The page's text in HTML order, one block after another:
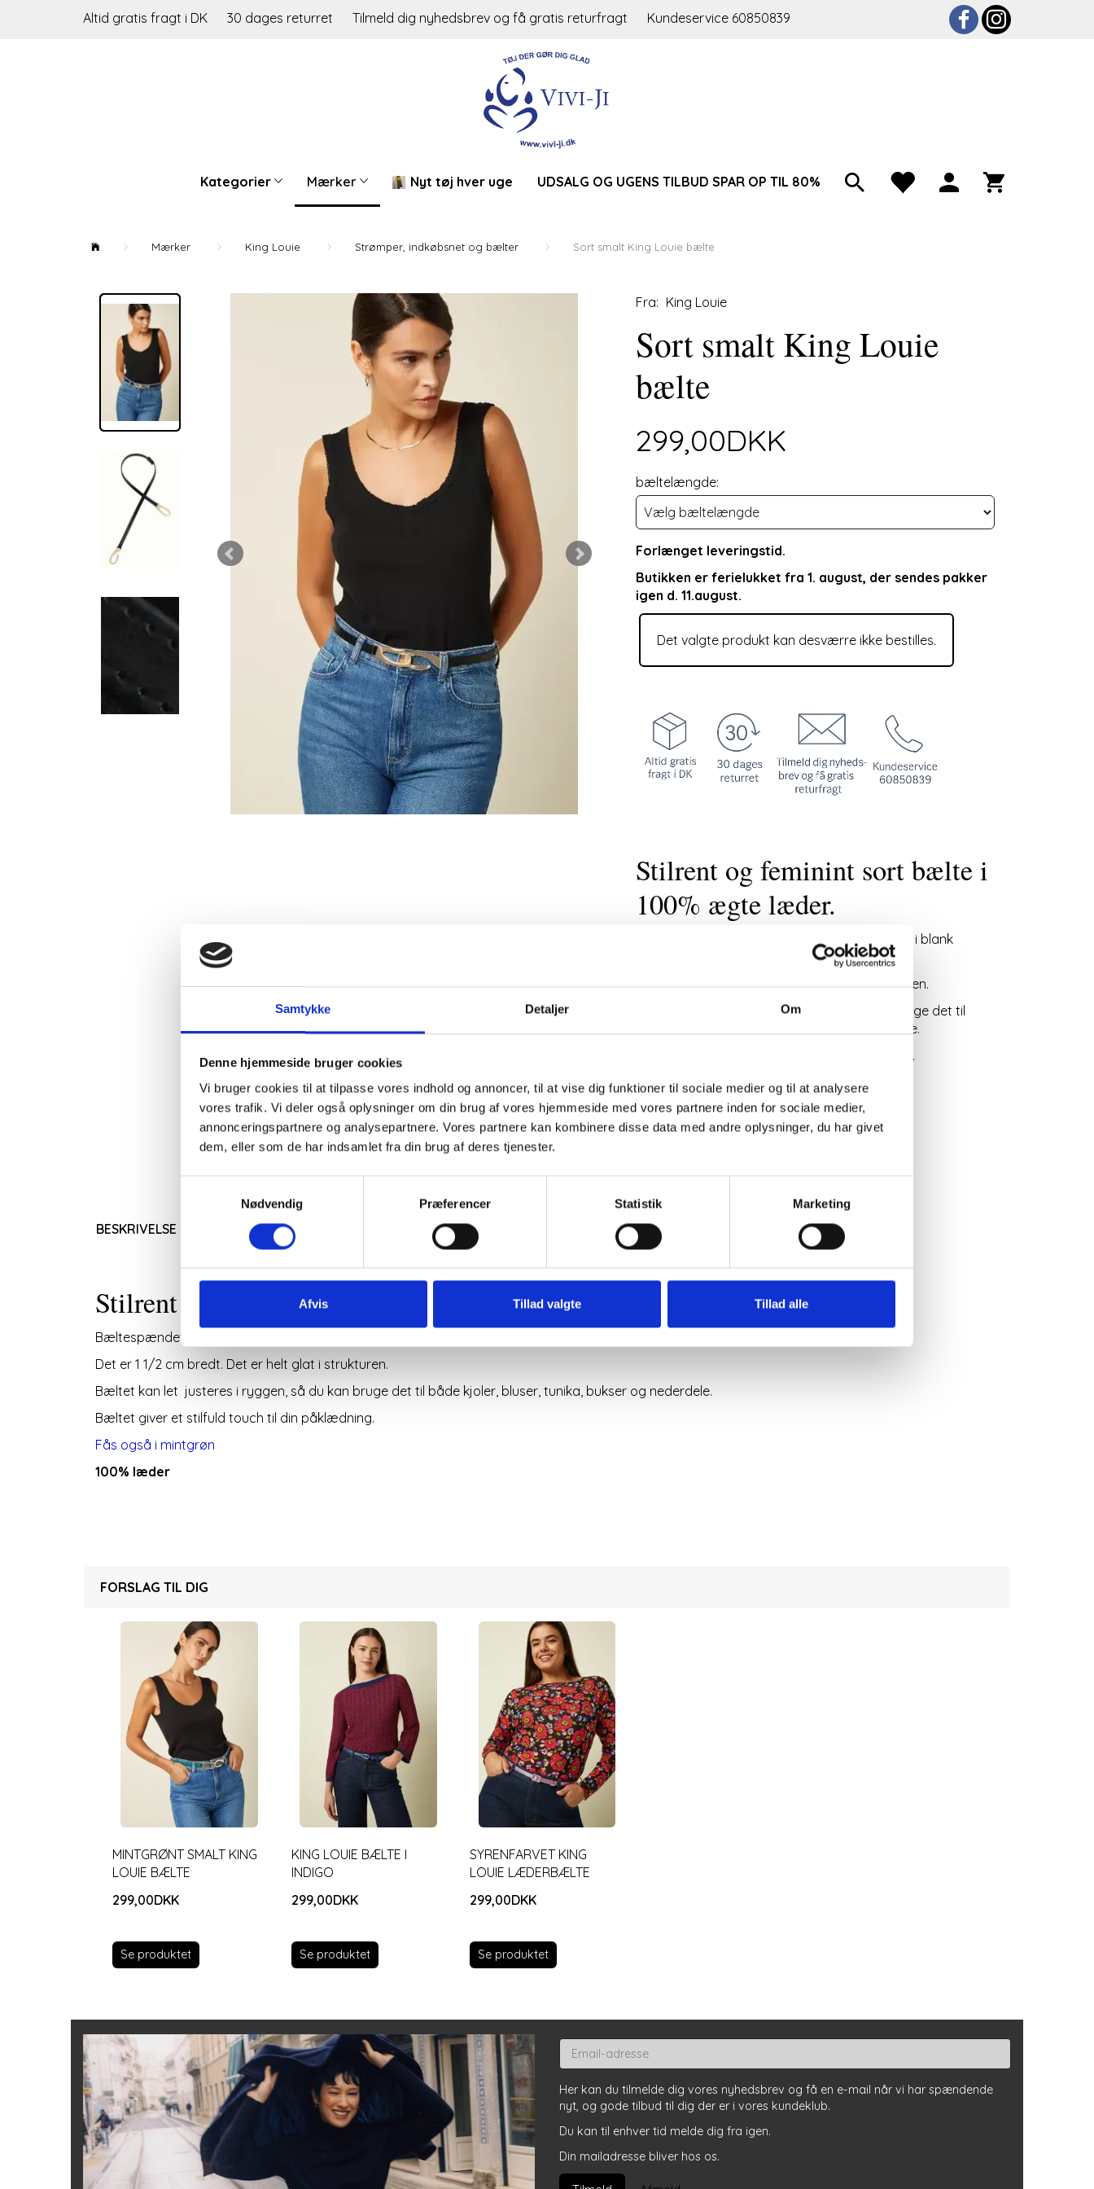
Samtykke Detaljer Om
Denne hjemmeside bruger cookies
Vi bruger cookies til at tilpasse vores indhold og annoncer, til at vise dig funktioner til sociale medier og til at analysere
vores trafik. Vi deler også oplysninger om din brug af vores hjemmeside med vores partnere inden for sociale medier,
annonceringspartnere og analysepartnere. Vores partnere kan kombinere disse data med andre oplysninger, du har givet
dem, eller som de har indsamlet fra din brug af deres tjenester.
Nødvendig
Præferencer Statistik Marketing
Afvis Tillad valgte Tillad alle
Altid gratis fragt i DK 30 dages returret Tilmeld dig nyhedsbrev og få gratis returfragt Kundeservice 60850839
Kategorier Mærker Nyt tøj hver uge UDSALG OG UGENS TILBUD SPAR OP TIL 80%
Mærker King Louie Strømper, indkøbsnet og bælter Sort smalt King Louie bælte
Fra: King Louie
Sort smalt King Louie
bælte
299,00DKK
bæltelængde:
Forlænget leveringstid.
Butikken er ferielukket fra 1. august, der sendes pakker
igen d. 11.august.
Det valgte produkt kan desværre ikke bestilles.
Stilrent og feminint sort bælte i
100% ægte læder.
Bæltespændet er et organisk formet spænde i blank
Se alle King Louie bælter her
Det er 1 1/2 cm bredt. Det er helt glat i strukturen.
Bæltet kan let justeres i ryggen, så du kan bruge det til
både kjoler, bluser, tunika, bukser og nederdele.
Bæltet giver et stilfuld touch til din påklædning.
Fås også i mintgrøn
100% læder
Mere information
BESKRIVELSE
Stilrent og feminint sort bælte i 100% ægte læder.
Bæltespændet er et organisk formet spænde i blank guldfinish.
Det er 1 1/2 cm bredt. Det er helt glat i strukturen.
Bæltet kan let justeres i ryggen, så du kan bruge det til både kjoler, bluser, tunika, bukser og nederdele.
Bæltet giver et stilfuld touch til din påklædning.
Fås også i mintgrøn
100% læder
FORSLAG TIL DIG
MINTGRØNT SMALT KING
LOUIE BÆLTE
299,00DKK
Se produktet
KING LOUIE BÆLTE I
INDIGO
299,00DKK
Se produktet
SYRENFARVET KING
LOUIE LÆDERBÆLTE
299,00DKK
Se produktet
Email-
adresse
Her kan du tilmelde dig vores nyhedsbrev og få en e-mail når vi har spændende
nyt, og gode tilbud til dig der er i vores kundeklub.
Du kan til enhver tid melde dig fra igen.
Din mailadresse bliver hos os.